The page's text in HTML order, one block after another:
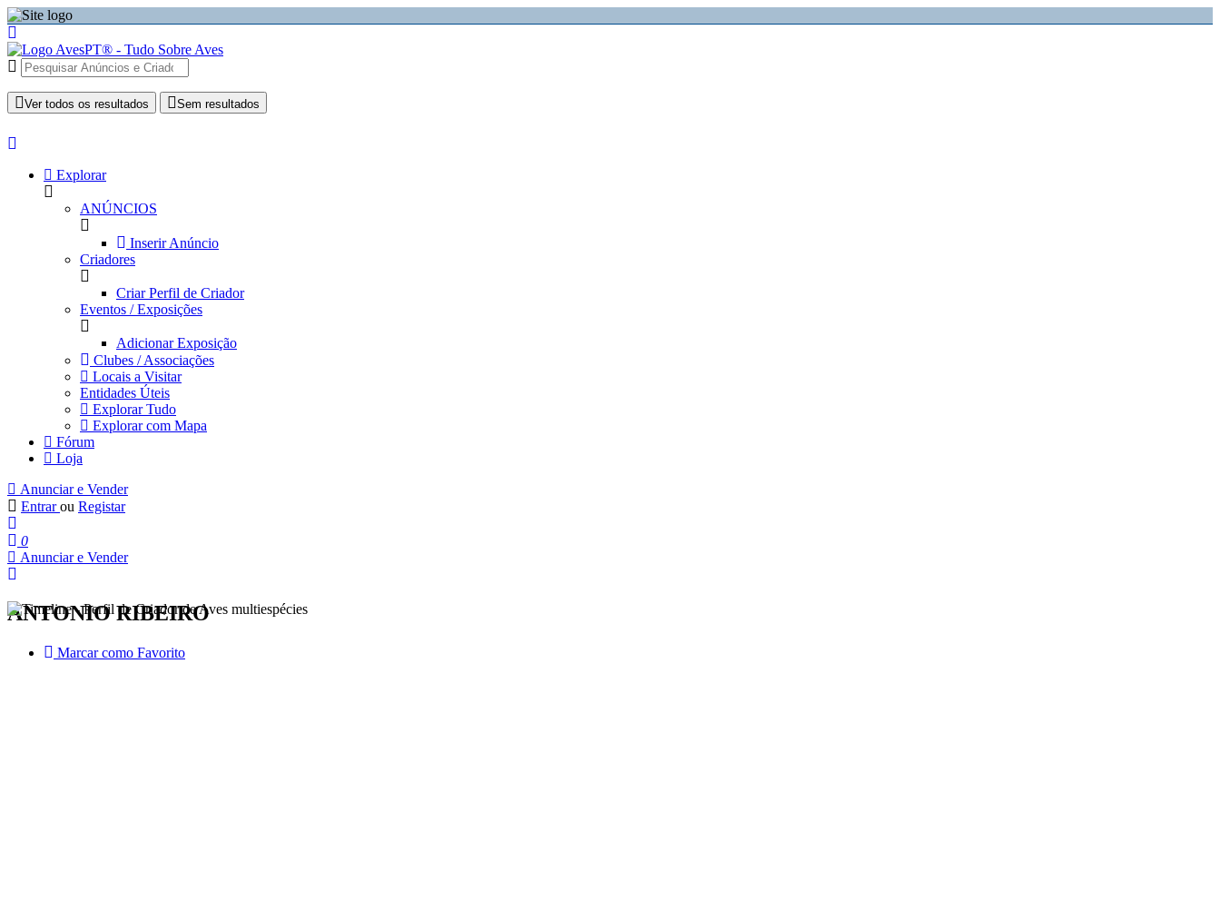
Ver todos os resultados Sem resultados
Explorar
ANÚNCIOS
Inserir Anúncio
Criadores
Criar Perfil de Criador
Eventos / Exposições
Adicionar Exposição
Clubes / Associações
Locais a Visitar
Entidades Úteis
Explorar Tudo
Explorar com Mapa
Fórum
Loja
Anunciar e Vender
Entrarou Registar
0
Anunciar e Vender
ANTONIO RIBEIRO
Marcar como Favorito